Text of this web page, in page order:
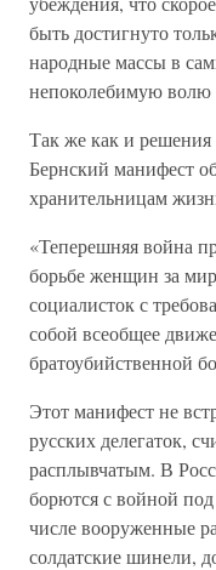
быть достигнуто
народные массы в
непоколебимую
Так же как и решения
Бернский манифест
хранительницам
«Теперешняя война
борьбе женщин за
социалисток с
собой всеобщее
братоубийственной
Этот манифест не
русских делегаток,
расплывчатым. В
борются с войной
числе вооруженные
солдатские шинели,